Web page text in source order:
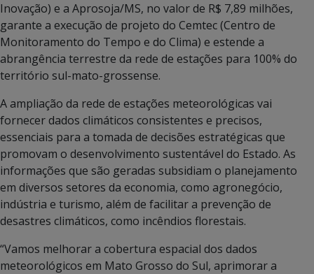
Inovação) e a Aprosoja/MS, no valor de R$ 7,89 milhões,
garante a execução de projeto do Cemtec (Centro de
Monitoramento do Tempo e do Clima) e estende a
abrangência terrestre da rede de estações para 100% do
território sul-mato-grossense.
A ampliação da rede de estações meteorológicas vai
fornecer dados climáticos consistentes e precisos,
essenciais para a tomada de decisões estratégicas que
promovam o desenvolvimento sustentável do Estado. As
informações que são geradas subsidiam o planejamento
em diversos setores da economia, como agronegócio,
indústria e turismo, além de facilitar a prevenção de
desastres climáticos, como incêndios florestais.
“Vamos melhorar a cobertura espacial dos dados
meteorológicos em Mato Grosso do Sul, aprimorar a